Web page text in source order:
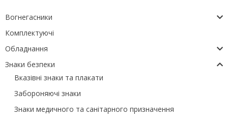
Вогнегасники
Комплектуючі
Обладнання
Знаки безпеки
Вказівні знаки та плакати
Забороняючі знаки
Знаки медичного та санітарного призначення